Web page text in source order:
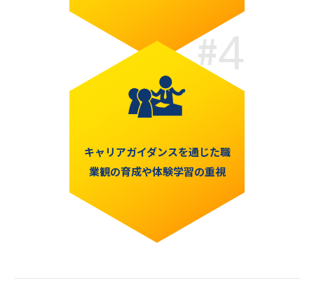
4
キャリアガイダンスを通じた職
業観の育成や体験学習の重視